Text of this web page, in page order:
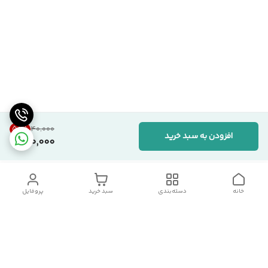
۴۰٬۰۰۰ 50%
20,000 افزودن به سبد خرید
پروفایل سبد خرید دسته‌بندی خانه